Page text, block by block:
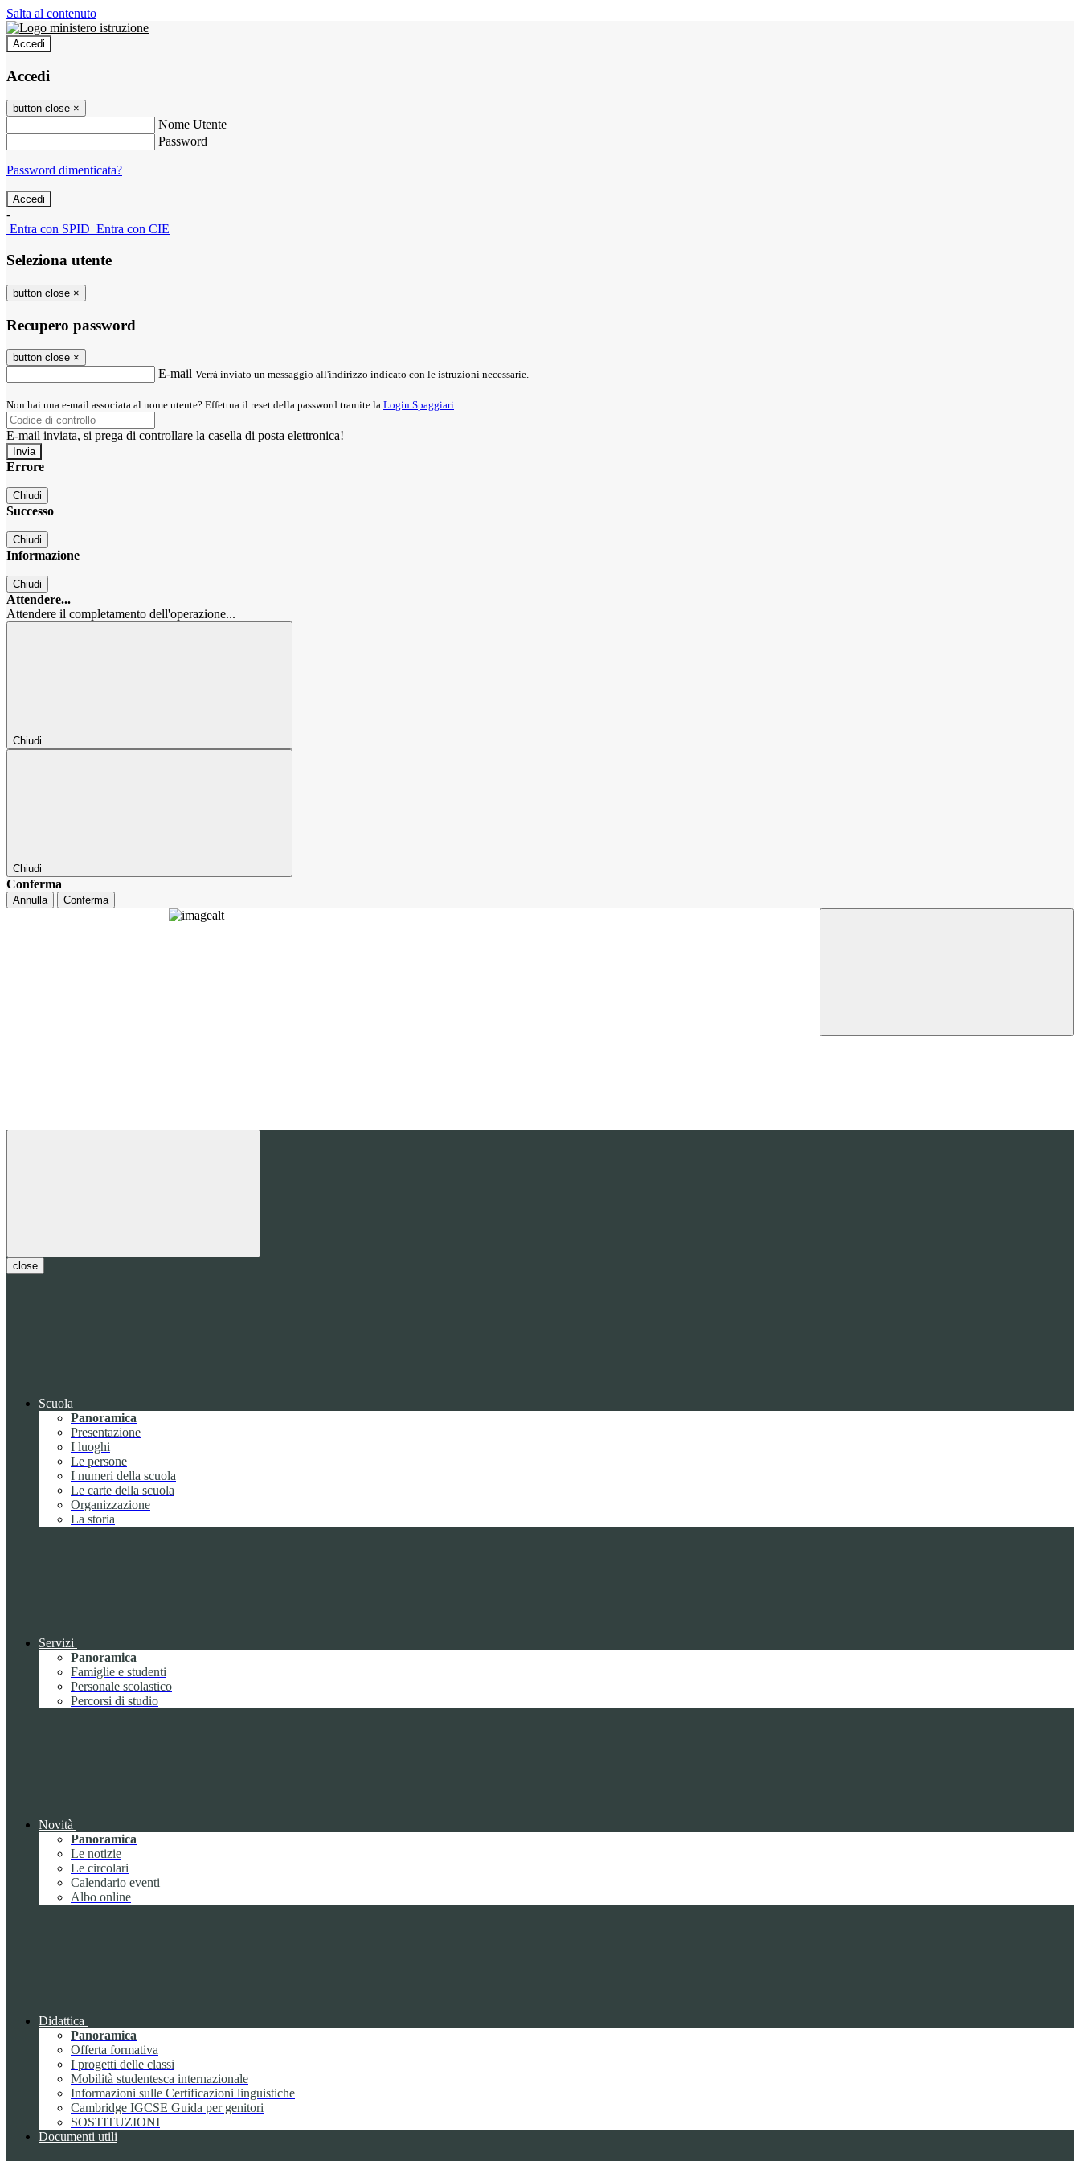
Salta al contenuto
Accedi
Accedi
button close ×
Nome Utente
Password
Password dimenticata?
-
Entra con SPID Entra con CIE
Seleziona utente
button close ×
Recupero password
button close ×
E-mail Verrà inviato un messaggio all'indirizzo indicato con le istruzioni necessarie.
Non hai una e-mail associata al nome utente? Effettua il reset della password tramite la Login Spaggiari
E-mail inviata, si prega di controllare la casella di posta elettronica!
Errore
Chiudi
Successo
Chiudi
Informazione
Chiudi
Attendere...
Attendere il completamento dell'operazione...
Chiudi
Chiudi
Conferma
Annulla Conferma
close
Scuola
Panoramica
Presentazione
I luoghi
Le persone
I numeri della scuola
Le carte della scuola
Organizzazione
La storia
Servizi
Panoramica
Famiglie e studenti
Personale scolastico
Percorsi di studio
Novità
Panoramica
Le notizie
Le circolari
Calendario eventi
Albo online
Didattica
Panoramica
Offerta formativa
I progetti delle classi
Mobilità studentesca internazionale
Informazioni sulle Certificazioni linguistiche
Cambridge IGCSE Guida per genitori
SOSTITUZIONI
Documenti utili